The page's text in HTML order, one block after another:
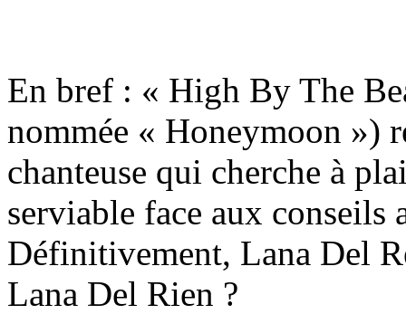
En bref : « High By The
nommée « Honeymoon »)
chanteuse qui cherche à
serviable face aux
Définitivement, Lana Del
Lana Del Rien ?